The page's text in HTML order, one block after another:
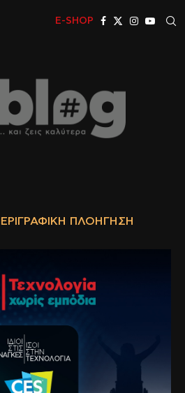
E-SHOP
ΠΛΟΉΓΗΣΗ